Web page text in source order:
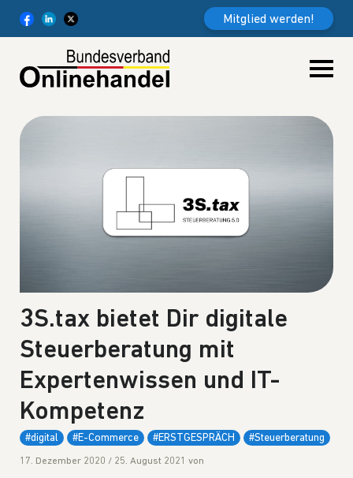
Mitglied werden!
3S.tax bietet Dir digitale
Steuerberatung mit
Expertenwissen und IT-
Kompetenz
#digital #E-Commerce #ERSTGESPRÄCH #Steuerberatung
17. Dezember 2020 / 25. August 2021 von